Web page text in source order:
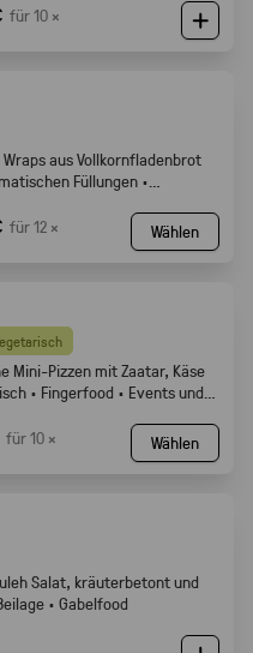
für 10 ×
aus Vollkornfladenbrot
Füllungen ·
für 12 × Wählen
Mini-Pizzen mit Zaatar, Käse
· Fingerfood · Events und
für 10 × Wählen
Salat, kräuterbetont und
· Gabelfood